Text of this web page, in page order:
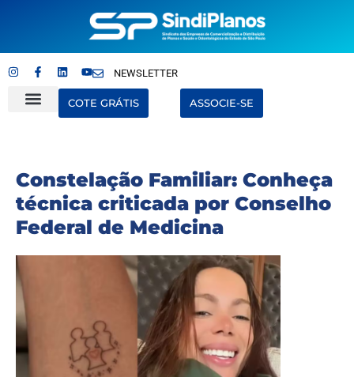
NEWSLETTER
COTE GRÁTIS ASSOCIE-SE
Constelação Familiar: Conheça
técnica criticada por Conselho
Federal de Medicina